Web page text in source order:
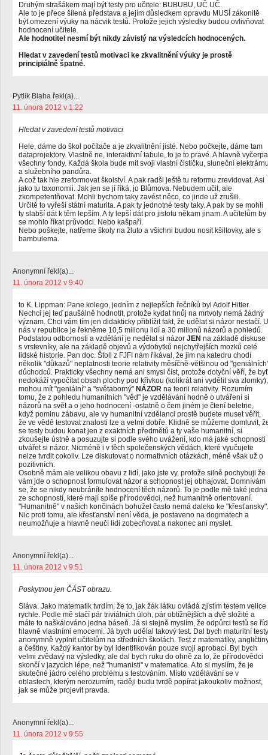
Druhým strašákem mají být testy pro učitele: BUBUBU, UČ UČ.
Ale to je přece šílená představa a jejím důsledkem opravdu MUSÍ zákonitě
být omezení výuky na nácvik testů. Protože jejich výsledky budou ovlivňovat
hodnocení učitele.
Ale hodnotitel nesmí být nikdy závislý na výsledcích hodnocených.
Hledat v zavedení testů motivaci ke zkvalitnění výuky je prostě
principiálně špatné.
Pytlik Blaha řekl(a)...
11. února 2012 v 1:22
Hledat v zavedení testů motivaci
Hele, dáme do škol počítače a je zkvalitnění jisté. Nebo počkejte, dáme tam
dataprojektory. Vlastně ne, interaktivní tabule, to je to pravé. A hlavně
všechny fondy. Každá škola bude mít svoji vlastní čističku, sluneční
a služebního pandůra.
A což tak hle zreformovat školství. A pak radši ještě tu reformu zrevidovat. Asi
jako tu taxonomii. Jak jen se jí říká, jo Blůmova. Nebudem učit, ale
zkompetentňovat. Mohli bychom taky zavést něco, co jinde už zrušili.
Určitě to vyřeší státní maturita. A pak ty jednotné testy taky. A pak by se mohli
ty slabší dát k těm lepším. A ty lepší dát pro jistotu někam jinam. A učitelům by
se mohlo říkat průvodci. Nebo kašpaří.
Nebo poškejte, natřeme školy na žluto a všichni budou nosit kšiltovky, ale s
bambulema.
Anonymní řekl(a)...
11. února 2012 v 9:40
to K. Lippman: Pane kolego, jedním z nejlepších řečníků byl Adolf Hitler.
Nechci jej teď paušálně hodnotit, protože kydat hnůj na mrtvoly nemá žádný
význam. Chci vám tím jen didakticky přiblížit fakt, že udělat si názor nestačí. U
nás v republice je řekněme 10,5 milionu lidí a 30 milionů názorů a pohledů.
Podstatou odbornosti a vzdělání je nedělat si názor JEN na základě diskuse
s vrstevníky, ale na základě objevů a výdobytků nejchytřejších mozků celé
lidské historie. Pan doc. Štoll z FJFI nám říkával, že jim na katedru chodí
několik "důkazů" neplatnosti teorie relativity měsíčně-většinou od
důchodců. Prakticky všechny nemá ani smysl číst, protože dotyční věří, že byť
nedokáží vypočítat obsah plochy pod křivkou (kolikrát ani vydělit sva zlomky),
mohou mít "geniální" a "světaborný" NÁZOR na teorii relativity. Rozumím
tomu, že z pohledu humanitních "věd" je vzdělávání hodně o utváření si
názorů na svět a o jeho hodnocení -ostatně o čem jiném je čtení beletrie,
když pominu zábavu, ale vy humanitní vzdělanci prostě budete muset věřit,
že ve vědě testovat znalosti lze a velmi dobře. Klidně se můžeme domluvit,
se testy budou konat jen z exaktních předmětů a ty vaše humanitní, si
zkoušejte ústně a posuzujte si podle svého uvážení, kdo má jaké schopnosti
utvářet si názor. Nicméně i v těch společenských vědách, které vyučujete
nelze tvrdit cokoliv. Lze diskutovat o normativních otázkách, méně však už o
pozitivních.
Osobně mám ale velikou obavu z lidí, jako jste vy, protože silně pochybuji že
vám jde o schopnost formulovat názor a schopnost jej obhajovat. Domnívám
se, že se nikdy neubráníte hodnocení těch názorů. To je podle mě také jedna
ze schopností, které mají spíše přírodovědci, než humanitně orientovaní.
"Humanitně" v našich končinách bohužel často nemá daleko ke "křesťansky".
Nic proti tomu, ale křesťanství není věda, je postaveno na dogmatech a
neumožňuje a hlavně neučí lidi zobecňovat a nakonec ani myslet.
Anonymní řekl(a)...
11. února 2012 v 9:51
Poskytnou jen ČÁST obrazu.
Sláva. Jako matematik tvrdím, že to, jak žák látku ovládá zjistím testem velice
rychle. Podle mě stačí pár triviálních úloh, pár obtížnějších a dvě složité a
máte to naškálováno jedna báseň. Já si stejně myslím, že odpůrci testů se
hlavně vlastními emocemi. Já bych udělal takový test. Dal bych maturitní testy
anonymně vyplnit učitelům na středních školách. Test z matematiky,
a češtiny. Každý kantor by byl identifikován pouze svoji aprobací. Byl bych
velmi zvědavý na výsledky, ale dal bych ruku do ohně za to, že přírodovědci
skončí v jazycích lépe, než "humanisti" v matematice. A to si myslím, že je
skutečné jádro celého problému s testováním. Místo vzdělávání se v
oblastech, kterým nerozumím, raději budu tvrdě popírat jakoukoliv možnost,
jak se může projevit pravda.
Anonymní řekl(a)...
11. února 2012 v 9:55